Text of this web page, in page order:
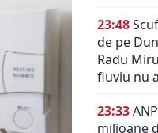
23:48
de pe
Radu
fluviu nu
23:33
milioane